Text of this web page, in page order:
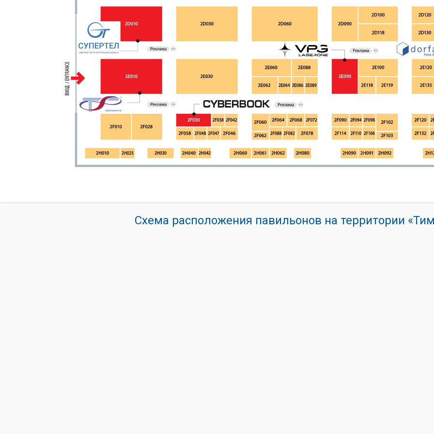
Схема расположения павильонов на территории